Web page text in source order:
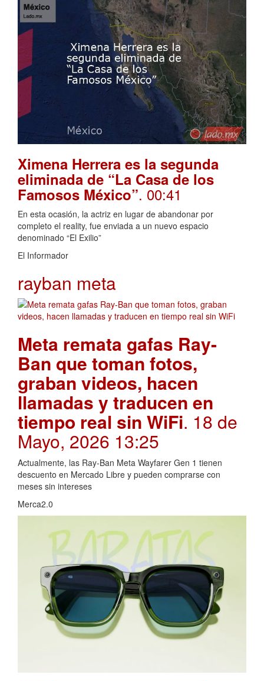
Ximena Herrera es la segunda
eliminada de “La Casa de los
Famosos México”. 00:41
En esta ocasión, la actriz en lugar de abandonar por
completo el reality, fue enviada a un nuevo espacio
denominado “El Exilio”
El Informador
rayban meta
Meta remata gafas Ray-
Ban que toman fotos,
graban videos, hacen
llamadas y traducen en
tiempo real sin WiFi. 18 de
Mayo, 2026 13:25
Actualmente, las Ray-Ban Meta Wayfarer Gen 1 tienen
descuento en Mercado Libre y pueden comprarse con
meses sin intereses
Merca2.0